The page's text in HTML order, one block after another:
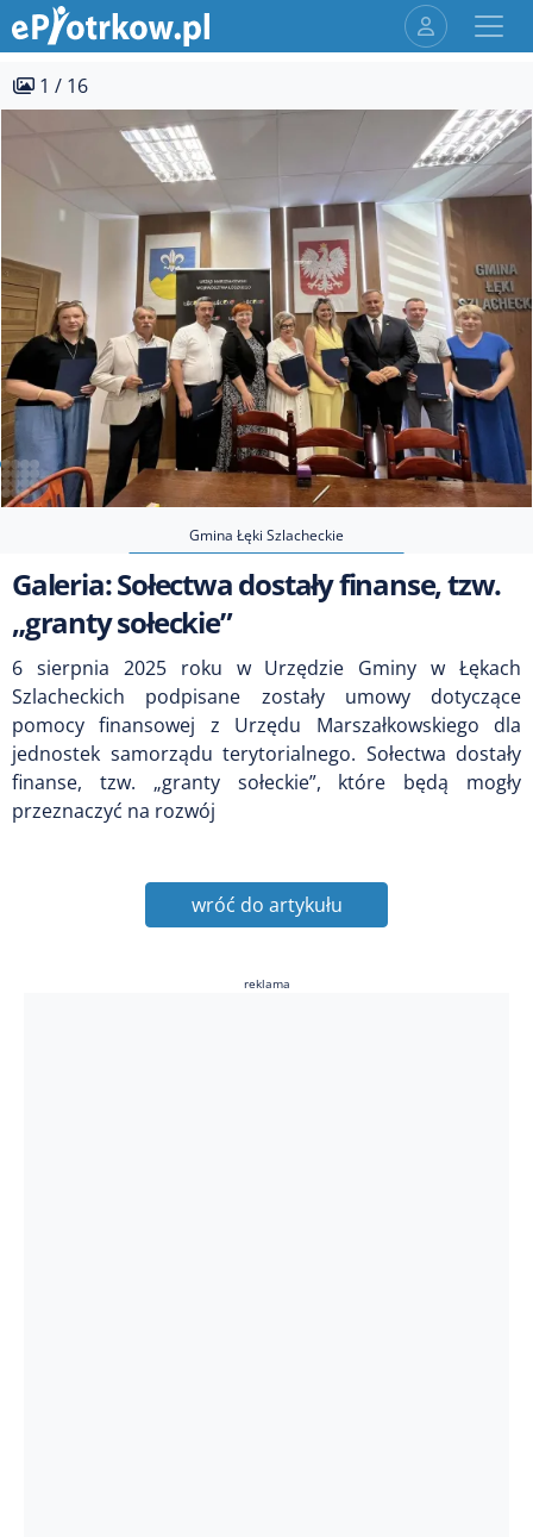
1 / 16
Gmina Łęki Szlacheckie
Galeria: Sołectwa dostały finanse, tzw.
„granty sołeckie”
6 sierpnia 2025 roku w Urzędzie Gminy w Łękach
Szlacheckich podpisane zostały umowy dotyczące
pomocy finansowej z Urzędu Marszałkowskiego dla
jednostek samorządu terytorialnego. Sołectwa dostały
finanse, tzw. „granty sołeckie”, które będą mogły
przeznaczyć na rozwój
wróć do artykułu
reklama